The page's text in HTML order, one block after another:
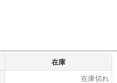
在庫
在庫切れ